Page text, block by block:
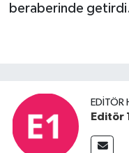
beraberinde
EDITÖR
Editör